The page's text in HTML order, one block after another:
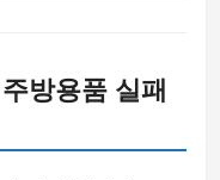
방용품 실패